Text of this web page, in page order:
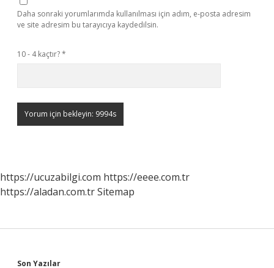
Daha sonraki yorumlarımda kullanılması için adım, e-posta adresim
ve site adresim bu tarayıcıya kaydedilsin.
10 - 4 kaçtır?*
https://ucuzabilgi.com https://eeee.com.tr
https://aladan.com.trSitemap
Son Yazılar